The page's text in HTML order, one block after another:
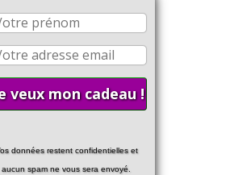
données restent confidentielles et
aucun spam ne vous sera envoyé.